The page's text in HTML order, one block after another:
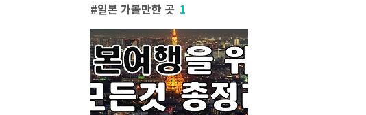
일본 가볼만한 곳 1